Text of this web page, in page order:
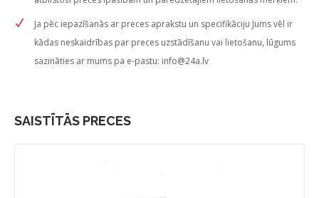
Ja pēc iepazīšanās ar preces aprakstu un specifikāciju Jums vēl ir
kādas neskaidrības par preces uzstādīšanu vai lietošanu, lūgums
sazināties ar mums pa e-pastu: info@24a.lv
SAISTĪTĀS PRECES